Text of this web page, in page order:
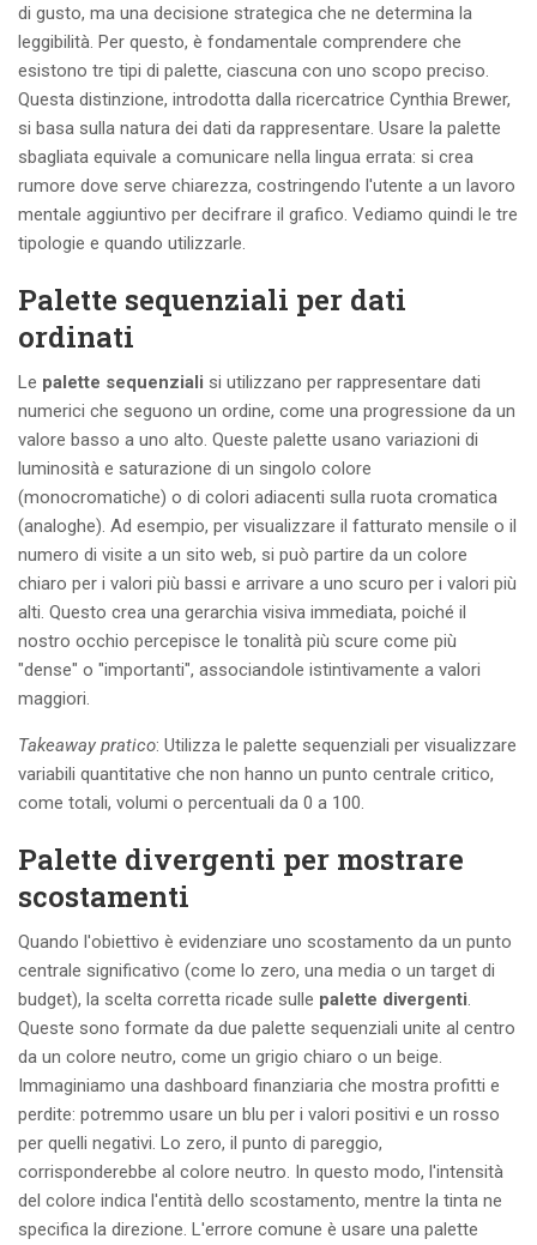
di gusto, ma una decisione strategica che ne determina la
leggibilità. Per questo, è fondamentale comprendere che
esistono tre tipi di palette, ciascuna con uno scopo preciso.
Questa distinzione, introdotta dalla ricercatrice Cynthia Brewer,
si basa sulla natura dei dati da rappresentare. Usare la palette
sbagliata equivale a comunicare nella lingua errata: si crea
rumore dove serve chiarezza, costringendo l'utente a un lavoro
mentale aggiuntivo per decifrare il grafico. Vediamo quindi le tre
tipologie e quando utilizzarle.
Palette sequenziali per dati
ordinati
Le palette sequenziali si utilizzano per rappresentare dati
numerici che seguono un ordine, come una progressione da un
valore basso a uno alto. Queste palette usano variazioni di
luminosità e saturazione di un singolo colore
(monocromatiche) o di colori adiacenti sulla ruota cromatica
(analoghe). Ad esempio, per visualizzare il fatturato mensile o il
numero di visite a un sito web, si può partire da un colore
chiaro per i valori più bassi e arrivare a uno scuro per i valori più
alti. Questo crea una gerarchia visiva immediata, poiché il
nostro occhio percepisce le tonalità più scure come più
"dense" o "importanti", associandole istintivamente a valori
maggiori.
Takeaway pratico: Utilizza le palette sequenziali per visualizzare
variabili quantitative che non hanno un punto centrale critico,
come totali, volumi o percentuali da 0 a 100.
Palette divergenti per mostrare
scostamenti
Quando l'obiettivo è evidenziare uno scostamento da un punto
centrale significativo (come lo zero, una media o un target di
budget), la scelta corretta ricade sulle palette divergenti
Queste sono formate da due palette sequenziali unite al centro
da un colore neutro, come un grigio chiaro o un beige.
Immaginiamo una dashboard finanziaria che mostra profitti e
perdite: potremmo usare un blu per i valori positivi e un rosso
per quelli negativi. Lo zero, il punto di pareggio,
corrisponderebbe al colore neutro. In questo modo, l'intensità
del colore indica l'entità dello scostamento, mentre la tinta ne
specifica la direzione. L'errore comune è usare una palette